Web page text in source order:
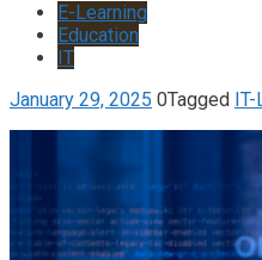
E-Learning
Education
IT
January 29, 2025 0Tagged